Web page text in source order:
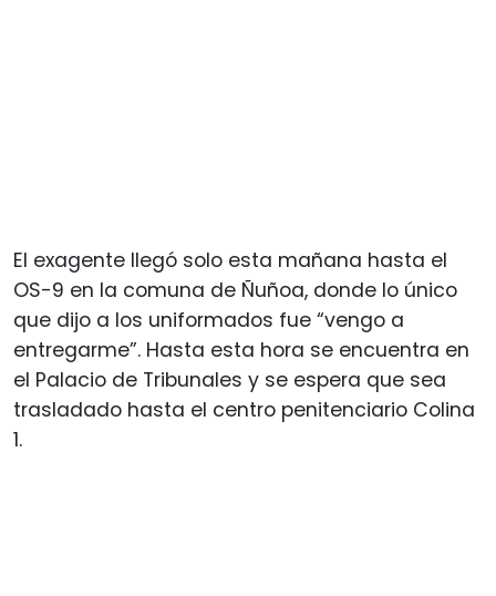
El exagente llegó solo esta mañana hasta el
OS-9 en la comuna de Ñuñoa, donde lo único
que dijo a los uniformados fue “vengo a
entregarme”. Hasta esta hora se encuentra en
el Palacio de Tribunales y se espera que sea
trasladado hasta el centro penitenciario Colina
1.